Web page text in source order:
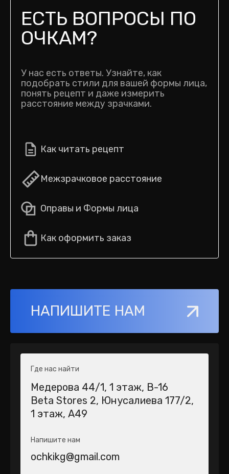
ЕСТЬ ВОПРОСЫ ПО
ОЧКАМ?
У нас есть ответы. Узнайте, как
подобрать стили для вашей формы лица,
понять рецепт и даже измерить
расстояние между зрачками.
Как читать рецепт
Межзрачковое расстояние
Оправы и Формы лица
Как оформить заказ
НАПИШИТЕ НАМ
Где нас найти
Медерова 44/1​, 1 этаж, В-16
Beta Stores 2​, Юнусалиева 177/2,
1 этаж, А49
Напишите нам
ochkikg@gmail.com